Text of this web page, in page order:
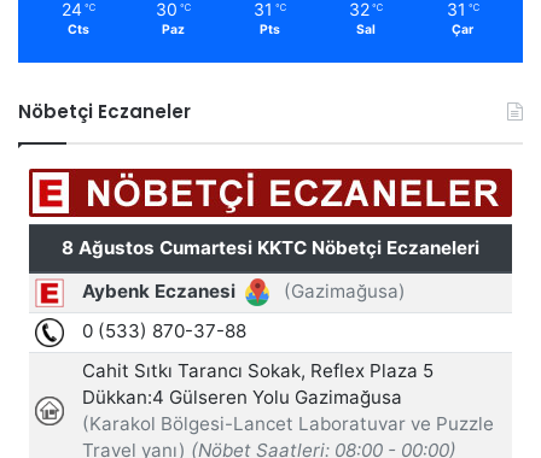
24 ℃
Cts
30 ℃
Paz
31 ℃
Pts
32 ℃
Sal
31 ℃
Çar
Nöbetçi Eczaneler